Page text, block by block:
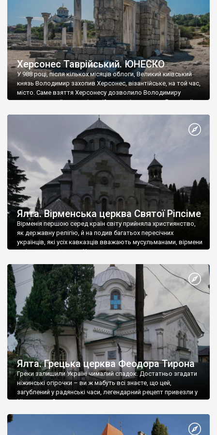
Херсонес Таврійський. ЮНЕСКО
У 988 році, після кількох місяців облоги, Великий київський
князь Володимир захопив Херсонес, візантійське, на той час,
місто. Саме взяття Херсонесу дозволило Володимиру
диктувати свої умови візантійському імператору Василю ІІ, та
Херсонесі Володимир-язичник, став Василем-християнином.
А потім було Хрещення Русі. На честь Херсонесу Таврійського
Ялта. Вірменська церква Святої Ріпсіме
Вірменія першою серед країн світу прийняла християнство,
як державну релігію, й на подив багатьох пересічних
українців, які усіх кавказців вважають мусульманами, вірмени
є відданими вірянами Христа
Ялта. Грецька церква Феодора Тирона
Греки залишили Україні чималий спадок. Достатньо згадати
ніжинські огірочки – ви ж мабуть всі знаєте, що цей,
загублений у радянські часи, легендарний рецепт привезли у
Ніжин греки?